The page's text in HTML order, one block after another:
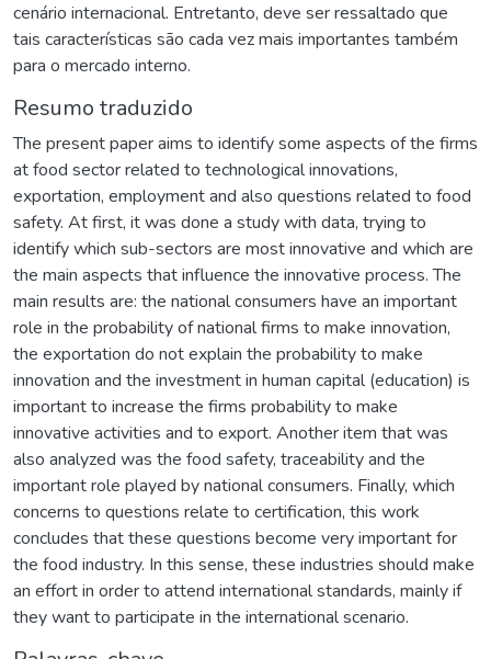
cenário internacional. Entretanto, deve ser ressaltado que
tais características são cada vez mais importantes também
para o mercado interno.
Resumo traduzido
The present paper aims to identify some aspects of the firms
at food sector related to technological innovations,
exportation, employment and also questions related to food
safety. At first, it was done a study with data, trying to
identify which sub-sectors are most innovative and which are
the main aspects that influence the innovative process. The
main results are: the national consumers have an important
role in the probability of national firms to make innovation,
the exportation do not explain the probability to make
innovation and the investment in human capital (education) is
important to increase the firms probability to make
innovative activities and to export. Another item that was
also analyzed was the food safety, traceability and the
important role played by national consumers. Finally, which
concerns to questions relate to certification, this work
concludes that these questions become very important for
the food industry. In this sense, these industries should make
an effort in order to attend international standards, mainly if
they want to participate in the international scenario.